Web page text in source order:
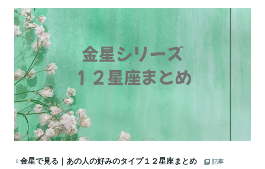
♀金星で見る｜あの人の好みのタイプ１２星座まとめ
記事